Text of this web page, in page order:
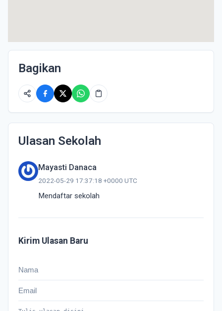
Bagikan
Ulasan Sekolah
Mayasti Danaca
2022-05-29 17:37:18 +0000 UTC
Mendaftar sekolah
Kirim Ulasan Baru